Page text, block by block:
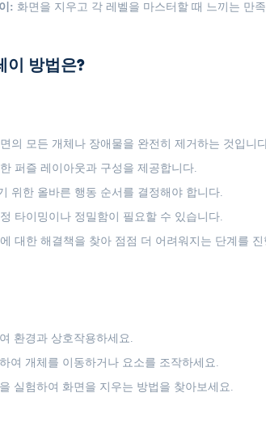
: 화면을 지우고 각 레벨을 마스터할 때 느끼는 만
이 방법은?
의 모든 개체나 장애물을 완전히 제거하는 것입니
퍼즐 레이아웃과 구성을 제공합니다.
위한 올바른 행동 순서를 결정해야 합니다.
타이밍이나 정밀함이 필요할 수 있습니다.
대한 해결책을 찾아 점점 더 어려워지는 단계를 진
환경과 상호작용하세요.
여 개체를 이동하거나 요소를 조작하세요.
실험하여 화면을 지우는 방법을 찾아보세요.